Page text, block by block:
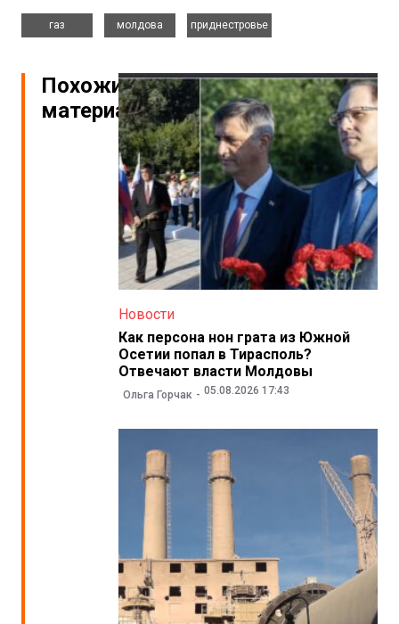
газ
молдова
приднестровье
Похожие
материалы
Новости
Как персона нон грата из Южной
Осетии попал в Тирасполь?
Отвечают власти Молдовы
Ольга Горчак 05.08.2026 17:43